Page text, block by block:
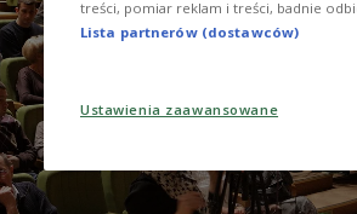
treści, pomiar reklam i treści, badnie
Lista partnerów (dostawców)
Ustawienia zaawansowane